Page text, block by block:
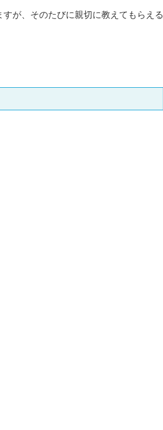
が、そのたびに親切に教えてもらえる